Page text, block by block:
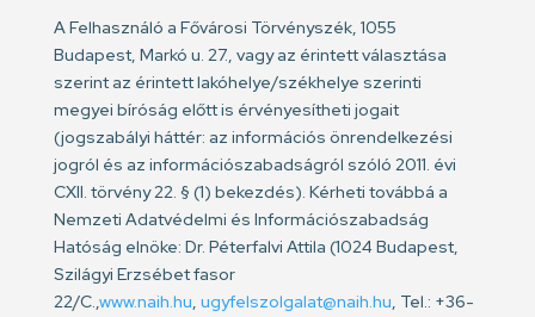
A Felhasználó a Fővárosi Törvényszék, 1055
Budapest, Markó u. 27., vagy az érintett választása
szerint az érintett lakóhelye/székhelye szerinti
megyei bíróság előtt is érvényesítheti jogait
(jogszabályi háttér: az információs önrendelkezési
jogról és az információszabadságról szóló 2011. évi
CXII. törvény 22. § (1) bekezdés). Kérheti továbbá a
Nemzeti Adatvédelmi és Információszabadság
Hatóság elnöke: Dr. Péterfalvi Attila (1024 Budapest,
Szilágyi Erzsébet fasor
22/C.,www.naih.hu, ugyfelszolgalat@naih.hu, Tel.: +36-